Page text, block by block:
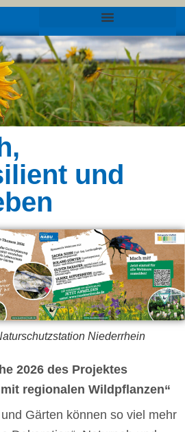
und
Niederrhein
2026 des Projektes
regionalen Wildpflanzen“
Gärten können so viel mehr